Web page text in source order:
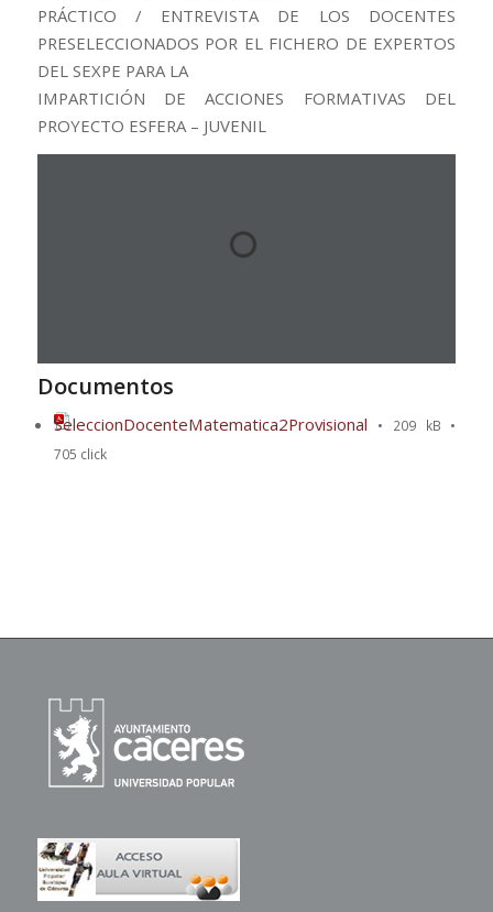
PRÁCTICO / ENTREVISTA DE LOS DOCENTES
PRESELECCIONADOS POR EL FICHERO DE EXPERTOS
DEL SEXPE PARA LA
IMPARTICIÓN DE ACCIONES FORMATIVAS DEL
PROYECTO ESFERA – JUVENIL
Documentos
SeleccionDocenteMatematica2Provisional
• 209 kB •
705 click